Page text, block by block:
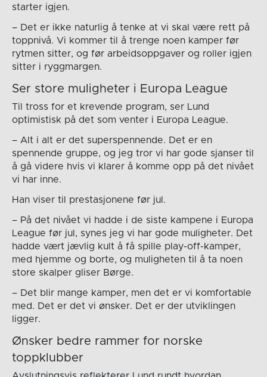
starter igjen.
– Det er ikke naturlig å tenke at vi skal være rett på
toppnivå. Vi kommer til å trenge noen kamper før
rytmen sitter, og før arbeidsoppgaver og roller igjen
sitter i ryggmargen.
Ser store muligheter i Europa League
Til tross for et krevende program, ser Lund
optimistisk på det som venter i Europa League.
– Alt i alt er det superspennende. Det er en
spennende gruppe, og jeg tror vi har gode sjanser til
å gå videre hvis vi klarer å komme opp på det nivået
vi har inne.
Han viser til prestasjonene før jul.
– På det nivået vi hadde i de siste kampene i Europa
League før jul, synes jeg vi har gode muligheter. Det
hadde vært jævlig kult å få spille play-off-kamper,
med hjemme og borte, og muligheten til å ta noen
store skalper gliser Børge.
– Det blir mange kamper, men det er vi komfortable
med. Det er det vi ønsker. Det er der utviklingen
ligger.
Ønsker bedre rammer for norske
toppklubber